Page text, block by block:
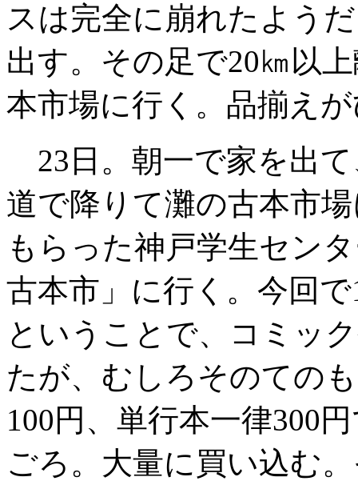
スは完全に崩れたよう
出す。その足で20㎞以
本市場に行く。品揃え
23日。朝一で家を出
道で降りて灘の古本市
もらった神戸学生セン
古本市」に行く。今回
ということで、コミッ
たが、むしろそのての
100円、単行本一律300
ごろ。大量に買い込む